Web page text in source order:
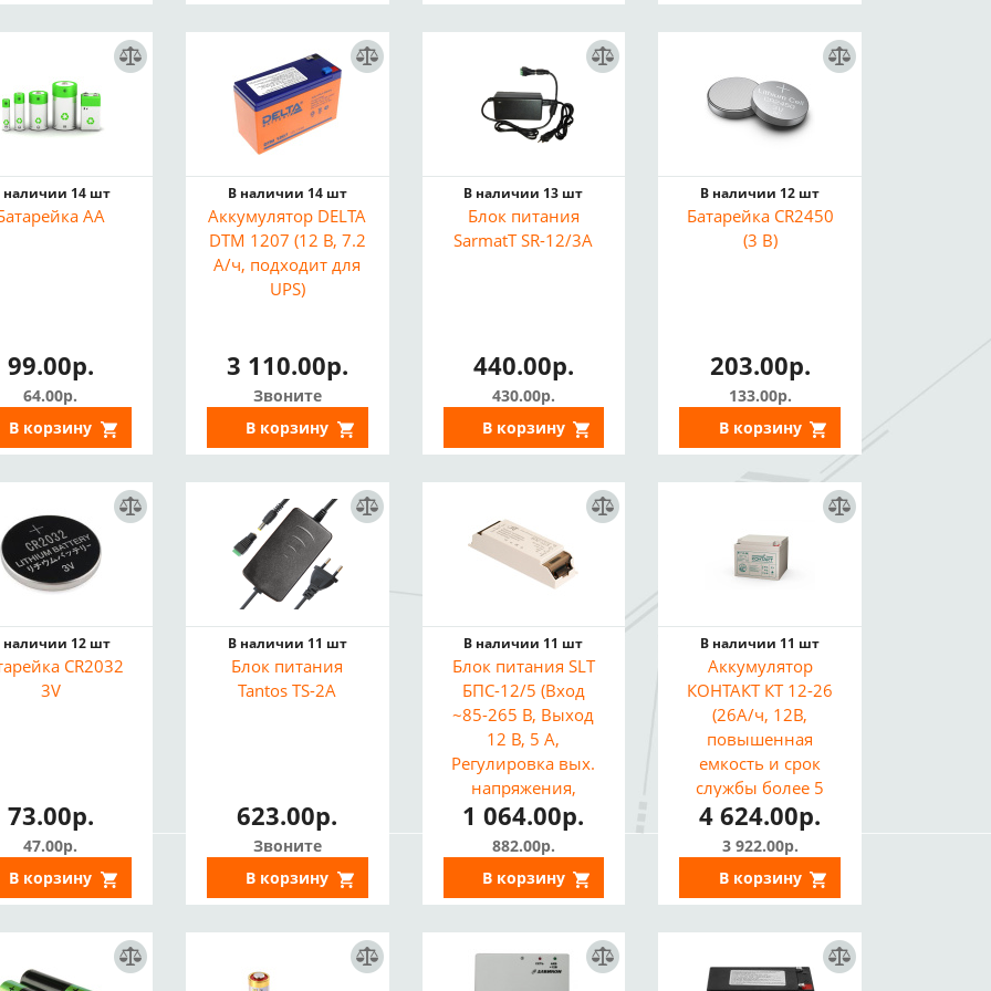
наличии 14 шт
AA
99.00р.
64.00р.
В корзину
В наличии 14 шт
Аккумулятор DELTA
DTM 1207 (12 В, 7.2
А/ч, подходит для
UPS)
3 110.00р.
Звоните
В корзину
В наличии 13 шт
Блок питания
SarmatT SR-12/3A
440.00р.
430.00р.
В корзину
В наличии 12 шт
Батарейка CR2450
(3 В)
203.00р.
133.00р.
В корзину
наличии 12 шт
CR2032
3V
73.00р.
47.00р.
В корзину
В наличии 11 шт
Блок питания
Tantos TS-2A
623.00р.
Звоните
В корзину
В наличии 11 шт
Блок питания SLT
БПС-12/5 (Вход
~85-265 В, Выход
12 В, 5 А,
Регулировка вых.
напряжения,
Защита от КЗ и
перегрузки)
1 064.00р.
882.00р.
В корзину
В наличии 11 шт
Аккумулятор
КОНТАКТ КТ 12-26
(26А/ч, 12В,
повышенная
емкость и срок
службы более 5
лет, замена 1226)
4 624.00р.
3 922.00р.
В корзину